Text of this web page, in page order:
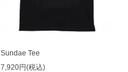
Sundae Tee
7,920円(税込)